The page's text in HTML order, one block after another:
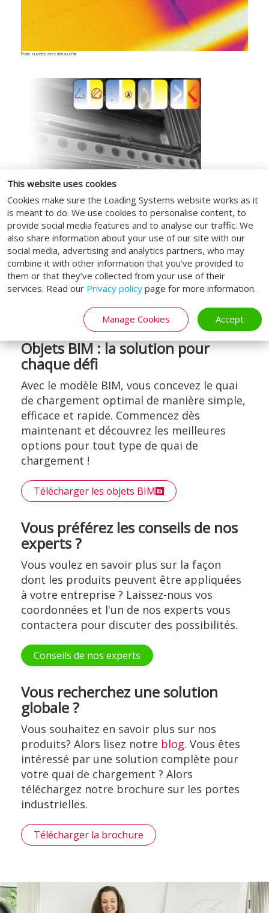
This website uses cookies
Cookies make sure the Loading Systems website works as it
is meant to do. We use cookies to personalise content, to
provide social media features and to analyse our traffic. We
also share information about your use of our site with our
social media, advertising and analytics partners, who may
combine it with other information that you’ve provided to
them or that they’ve collected from your use of their
services. Read our Privacy policy page for more information.
Manage Cookies Accept
Porte ouverte avec rideau d'air
Quels sont les avantages des rideaux
Objets BIM : la solution pour
chaque défi
Avec le modèle BIM, vous concevez le quai
de chargement optimal de manière simple,
efficace et rapide. Commencez dès
maintenant et découvrez les meilleures
options pour tout type de quai de
chargement !
Télécharger les objets BIM
Vous préférez les conseils de nos
experts ?
Vous voulez en savoir plus sur la façon
dont les produits peuvent être appliquées
à votre entreprise ? Laissez-nous vos
coordonnées et l'un de nos experts vous
contactera pour discuter des possibilités.
Conseils de nos experts
Vous recherchez une solution
globale ?
Vous souhaitez en savoir plus sur nos
produits? Alors lisez notre blog. Vous êtes
intéressé par une solution complète pour
votre quai de chargement ? Alors
téléchargez notre brochure sur les portes
industrielles.
Télécharger la brochure